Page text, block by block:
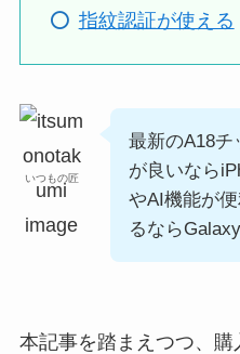
指紋認証が使える
いつもの匠
最新のA18チ
が良いなら
やAI機能が
るなら
本記事を踏まえつつ、